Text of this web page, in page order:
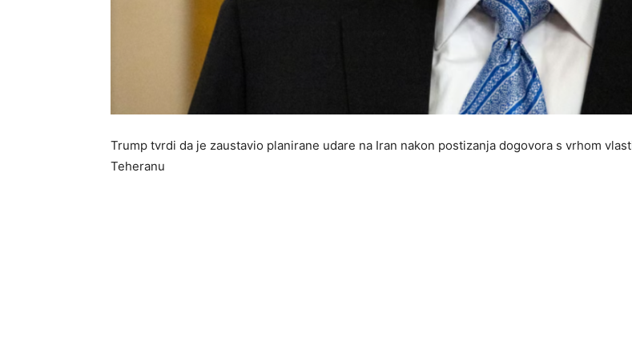
Trump tvrdi da je zaustavio planirane udare na Iran nakon postizanja dogovora s vrhom
Teheranu